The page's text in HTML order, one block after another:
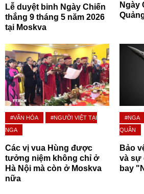
Lễ duyệt binh Ngày Chiến
thắng 9 tháng 5 năm 2026
tại Moskva
Ngày
#VĂN HÓA
#NGƯỜI VIỆT TẠI
NGA
Các vị vua Hùng được
tưởng niệm không chỉ ở
Hà Nội mà còn ở Moskva
nữa
#NGA
QUÂN
Bảo
và sự
bay